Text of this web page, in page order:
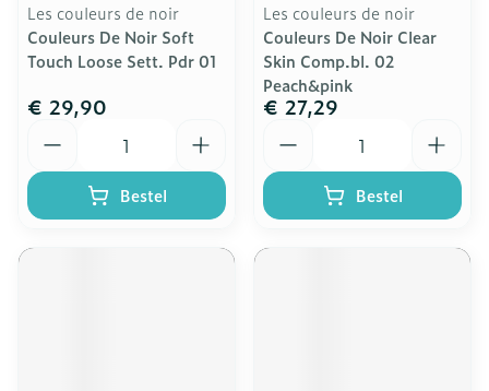
Les couleurs de noir
Couleurs De Noir Soft
Touch Loose Sett. Pdr 01
€ 29,90
Bestel
Les couleurs de noir
Couleurs De Noir Clear
Skin Comp.bl. 02
Peach&pink
€ 27,29
Bestel